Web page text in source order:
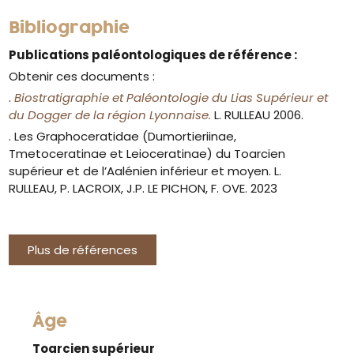
Bibliographie
Publications paléontologiques de référence :
Obtenir ces documents :
.Biostratigraphie et Paléontologie du Lias Supérieur et
du Dogger de la région Lyonnaise.L. RULLEAU 2006.
. Les Graphoceratidae (Dumortieriinae,
Tmetoceratinae et Leioceratinae) du Toarcien
supérieur et de l’Aalénien inférieur et moyen. L.
RULLEAU, P. LACROIX, J.P. LE PICHON, F. OVE. 2023
Plus de références
Âge
Toarcien supérieur